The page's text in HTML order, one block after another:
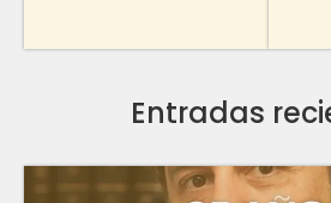
Entradas